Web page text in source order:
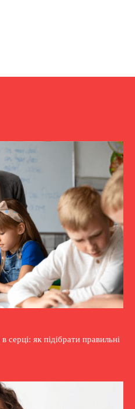
серці: як підібрати правильні